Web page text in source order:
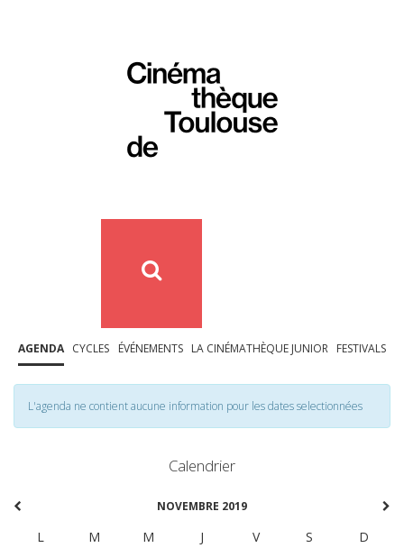
AGENDA CYCLES ÉVÉNEMENTS LA CINÉMATHÈQUE JUNIOR FESTIVALS
L'agenda ne contient aucune information pour les dates selectionnées
Calendrier
NOVEMBRE 2019
L M M J V S
D